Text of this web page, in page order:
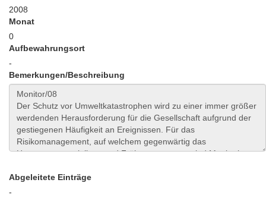
2008
Monat
0
Aufbewahrungsort
-
Bemerkungen/Beschreibung
Abgeleitete Einträge
-